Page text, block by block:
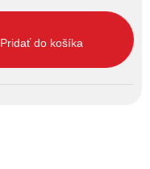
Pridať do košíka